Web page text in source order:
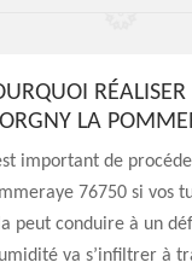
LA
important de
76750 si vos
peut conduire à un
va s’infiltrer à